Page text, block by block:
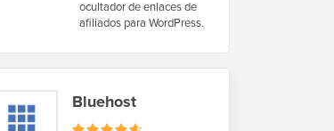
ocultador de enlaces de
afiliados para WordPress.
Bluehost